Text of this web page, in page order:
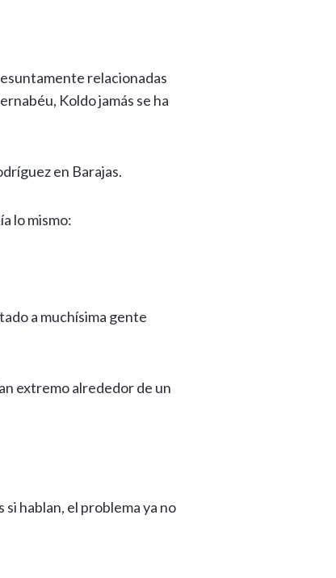
relacionadas
Koldo jamás se ha
en Barajas.
lo mismo:
a muchísima gente
extremo alrededor de un
hablan, el problema ya no